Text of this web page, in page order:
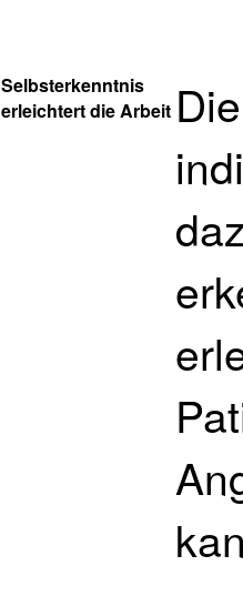
Selbsterkenntnis
erleichtert die Arbeit